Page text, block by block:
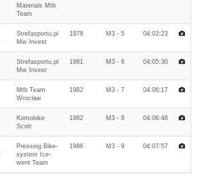
Materials Mtb
Team
Strefasportu.pl
Mw Invest
1978 M3 - 5 04:03:23
Strefasportu.pl
Mw Invest
1981 M3 - 6 04:05:30
Mtb Team
Wrocław
1982 M3 - 7 04:06:17
Komobike
Scott
1982 M3 - 8 04:06:48
Pressing Bike-
system Ice-
went Team
1986 M3 - 9 04:07:57